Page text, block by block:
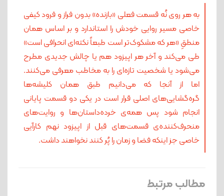
به هر روی نُه قسمت فعلی «بازنده» بدون فراز و فرود کیفی
خاصی مسیر روایی خودش را استاندارد و بر اساس همان
منطقِ «هر که مشکوک‌تر است طبعاً نکته‌ای انحرافی است»
طی می‌کند و آخر هر اپیزود هم یا چالش جدیدی مطرح
می‌شود یا شخصیت تازه‌ای را به مخاطب معرفی می‌کنند.
اما از آنجا که می‌دانیم طبق همان کلیشه‌ها
گره‌گشایی‌های اصلی قرار است در یکی دو قسمت پایانی
انجام شود پس همه‌ی خرده‌داستان‌ها و روایت‌های
منحرف‌کننده‌ی قسمت‌های قبل از اپیزود نهم کارآیی
خاصی جز اینکه فضا و زمان را پُر کنند نخواهند داشت.
مطالب مرتبط